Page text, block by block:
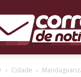
Cidade